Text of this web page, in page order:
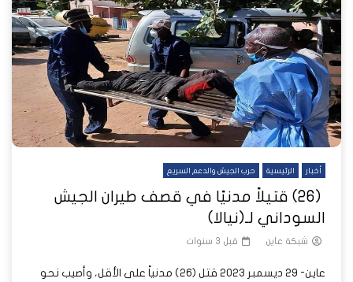
أخبار الرئيسية حرب الجيش والدعم السريع
(26) قتيلاً مدنيًا في قصف طيران الجيش
السوداني لـ(نيالا)
شبكة عاين قبل 3 سنوات
عاين- 29 ديسمبر 2023 قتل (26) مدنياً على الأقل، وأصيب نحو